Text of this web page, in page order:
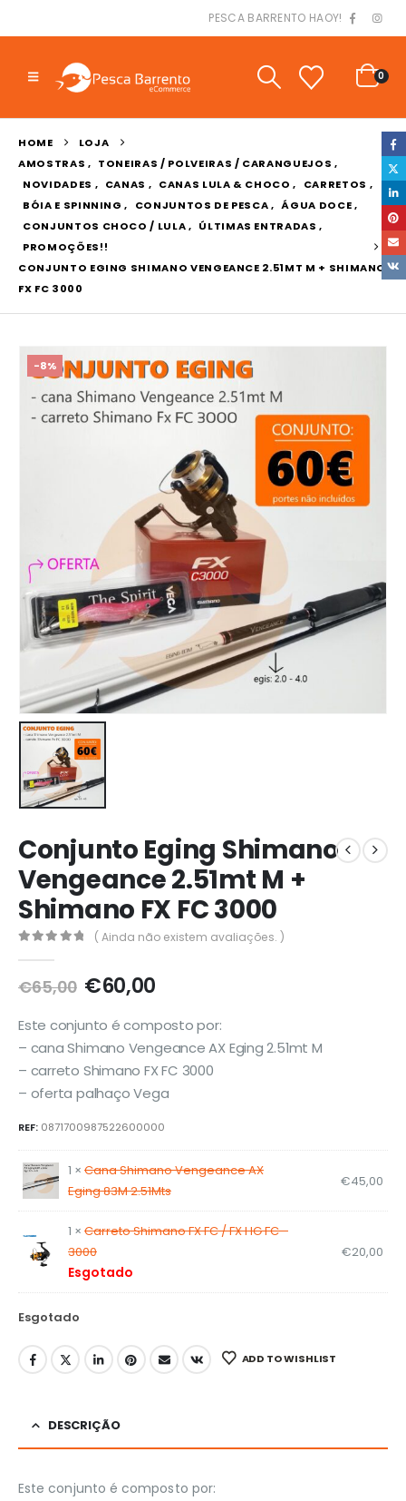
PESCA BARRENTO HAOY!
0
HOME
LOJA
AMOSTRAS , TONEIRAS / POLVEIRAS / CARANGUEJOS ,
NOVIDADES , CANAS , CANAS LULA & CHOCO , CARRETOS ,
BÓIA E SPINNING , CONJUNTOS DE PESCA, ÁGUA DOCE,
CONJUNTOS CHOCO / LULA, ÚLTIMAS ENTRADAS ,
PROMOÇÕES!!
CONJUNTO EGING SHIMANO VENGEANCE 2.51MT M + SHIMANO
FX FC 3000
-8%
Conjunto Eging Shimano
Vengeance 2.51mt M +
Shimano FX FC 3000
( Ainda não existem avaliações. )
€65,00 O
original
era:
€65,00.
€60,00O
atual
é:
€60,00.
Este conjunto é composto por:
– cana Shimano Vengeance AX Eging 2.51mt M
– carreto Shimano FX FC 3000
– oferta palhaço Vega
REF: 0871700987522600000
1 × Cana Shimano Vengeance AX
Eging 83M 2.51Mts
€45,00
1 × Carreto Shimano FX FC / FX HG FC -
3000
Esgotado
€20,00
Esgotado
ADD TO WISHLIST
DESCRIÇÃO
Este conjunto é composto por: